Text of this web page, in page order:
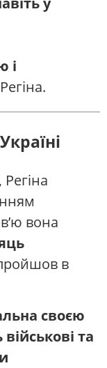
і
вона
в
своєю
та